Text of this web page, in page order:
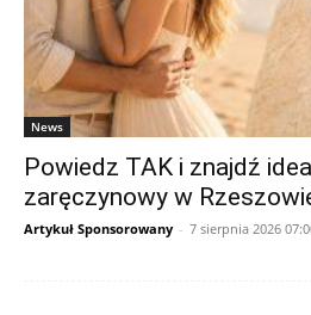
News
Powiedz TAK i znajdź
zaręczynowy w
Artykuł Sponsorowany - 7 sierpnia 2026